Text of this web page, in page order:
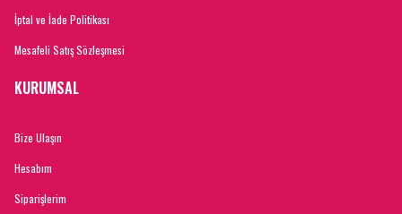
İptal ve İade Politikası
Mesafeli Satış Sözleşmesi
KURUMSAL
Bize Ulaşın
Hesabım
Siparişlerim